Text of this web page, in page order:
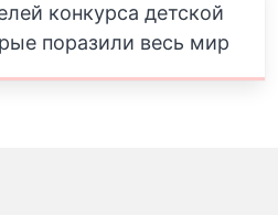
конкурса детской
поразили весь мир